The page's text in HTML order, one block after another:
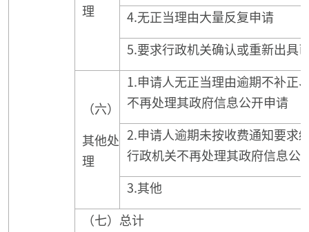
理
4.无正当理由大量反复申请
5.要求行政机关确认或重新出具
（六）
其他处
理
1.申请人无正当理由逾期不补正
不再处理其政府信息公开申请
2.申请人逾期未按收费通知要求
行政机关不再处理其政府信息公
3.其他
（七）总计